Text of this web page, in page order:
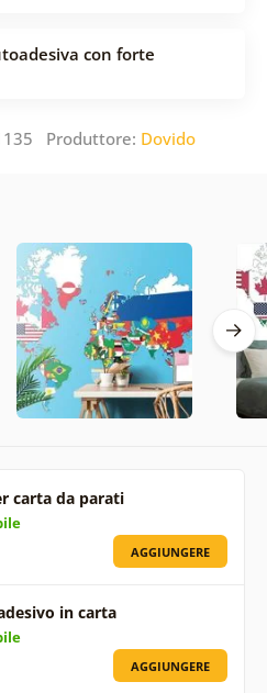
con forte
Produttore: Dovido
carta da parati
AGGIUNGERE
in carta
AGGIUNGERE